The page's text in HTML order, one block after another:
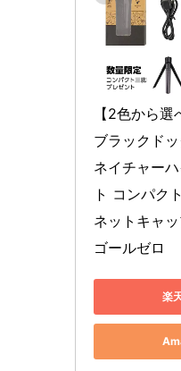
【2色から
ブラックド
ネイチャー
ト コンパク
ネットキャ
ゴールゼロ
楽